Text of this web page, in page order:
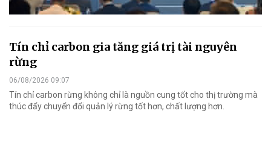
Tín chỉ carbon gia tăng giá trị tài nguyên
rừng
06/08/2026 09:07
Tín chỉ carbon rừng không chỉ là nguồn cung tốt cho thị trường mà
thúc đẩy chuyển đổi quản lý rừng tốt hơn, chất lượng hơn.